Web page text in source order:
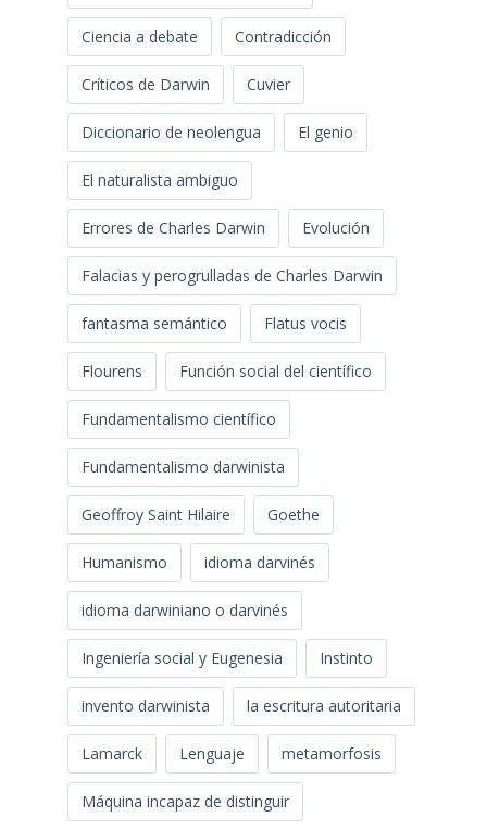
Ciencia a debate Contradicción
Críticos de Darwin Cuvier
Diccionario de neolengua El genio
El naturalista ambiguo
Errores de Charles Darwin Evolución
Falacias y perogrulladas de Charles Darwin
fantasma semántico Flatus vocis
Flourens Función social del científico
Fundamentalismo científico
Fundamentalismo darwinista
Geoffroy Saint Hilaire Goethe
Humanismo idioma darvinés
idioma darwiniano o darvinés
Ingeniería social y Eugenesia Instinto
invento darwinista la escritura autoritaria
Lamarck Lenguaje metamorfosis
Máquina incapaz de distinguir